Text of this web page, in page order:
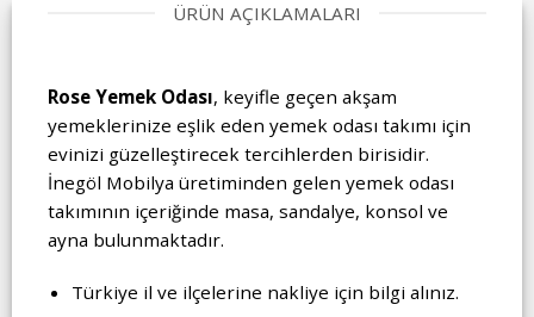
ÜRÜN AÇIKLAMALARI
Rose Yemek Odası, keyifle geçen akşam
yemeklerinize eşlik eden yemek odası takımı için
evinizi güzelleştirecek tercihlerden birisidir.
İnegöl Mobilya üretiminden gelen yemek odası
takımının içeriğinde masa, sandalye, konsol ve
ayna bulunmaktadır.
Türkiye il ve ilçelerine nakliye için bilgi alınız.